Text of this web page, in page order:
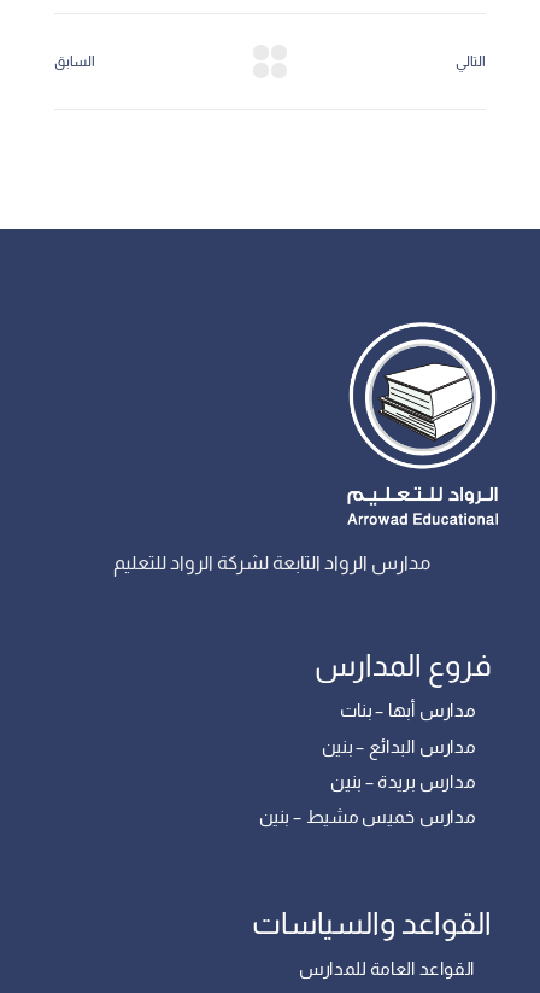
السابق التالي
مدارس الرواد التابعة لشركة الرواد للتعليم
فروع المدارس
مدارس أبها – بنات
مدارس البدائع – بنين
مدارس بريدة – بنين
مدارس خميس مشيط – بنين
القواعد والسياسات
القواعد العامة للمدارس